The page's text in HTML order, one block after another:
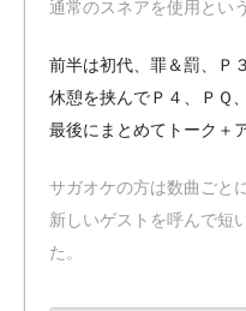
通常のスネアを使用とい
前半は初代、罪＆罰、Ｐ３
休憩を挟んでＰ４、ＰＱ
最後にまとめてトーク＋
サガオケの方は数曲ごと
新しいゲストを呼んで短
た。